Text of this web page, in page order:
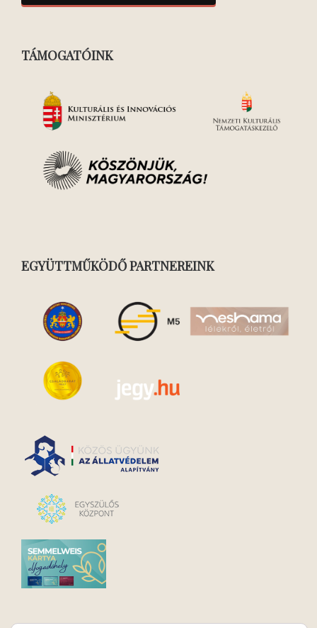
TÁMOGATÓINK
EGYÜTTMŰKÖDŐ PARTNEREINK